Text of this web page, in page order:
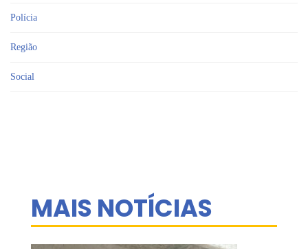
Polícia
Região
Social
MAIS NOTÍCIAS